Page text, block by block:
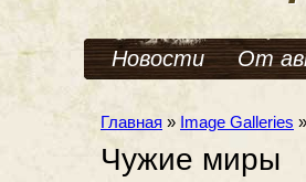
Новости От
Главная » Image Galleries »
Чужие миры